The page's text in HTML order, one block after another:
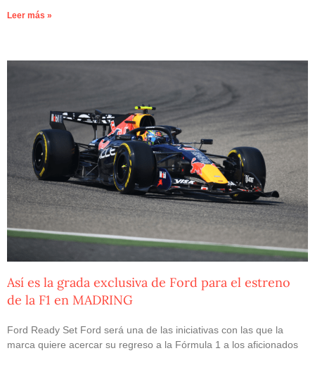
Leer más »
Así es la grada exclusiva de Ford para el estreno
de la F1 en MADRING
Ford Ready Set Ford será una de las iniciativas con las que la
marca quiere acercar su regreso a la Fórmula 1 a los aficionados